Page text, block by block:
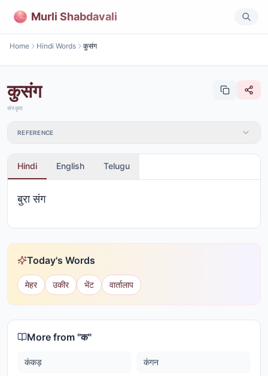
Murli Shabdavali
Home Hindi Words कुसंग
कुसंग
संस्कृत
REFERENCE
Hindi English Telugu
बुरा संग
Today's Words
मेहर उकीर भेंट वार्तालाप
More from "क"
कंकड़ कंगन